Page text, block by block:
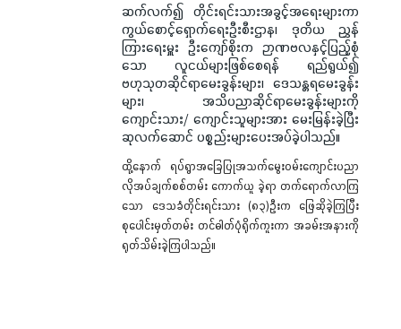
ဆက်လက်၍ တိုင်းရင်းသားအခွင့်အရေးများကာ
ကွယ်စောင့်ရှောက်ရေးဦးစီးဌာန၊ ဒုတိယ ညွှန်
ကြားရေးမှူး ဦးကျော်စိုးက ဉာဏဗလနှင့်ပြည့်စုံ
သော လူငယ်များဖြစ်စေရန် ရည်ရွယ်၍
ဗဟုသုတဆိုင်ရာမေးခွန်းများ၊ ဒေသန္တရမေးခွန်း
များ၊ အသိပညာဆိုင်ရာမေးခွန်းများကို
ကျောင်းသား/ ကျောင်းသူများအား မေးမြန်းခဲ့ပြီး
ဆုလက်ဆောင် ပစ္စည်းများပေးအပ်ခဲ့ပါသည်။
ထို့နောက် ရပ်ရွာအခြေပြုအသက်မွေးဝမ်းကျောင်းပညာ
လိုအပ်ချက်စစ်တမ်း ကောက်ယူ ခဲ့ရာ တက်ရောက်လာကြ
သော ဒေသခံတိုင်းရင်းသား (၈၃)ဦးက ဖြေဆိုခဲ့ကြပြီး
စုပေါင်းမှတ်တမ်း တင်ဓါတ်ပုံရိုက်ကူးကာ အခမ်းအနားကို
ရုတ်သိမ်းခဲ့ကြပါသည်။